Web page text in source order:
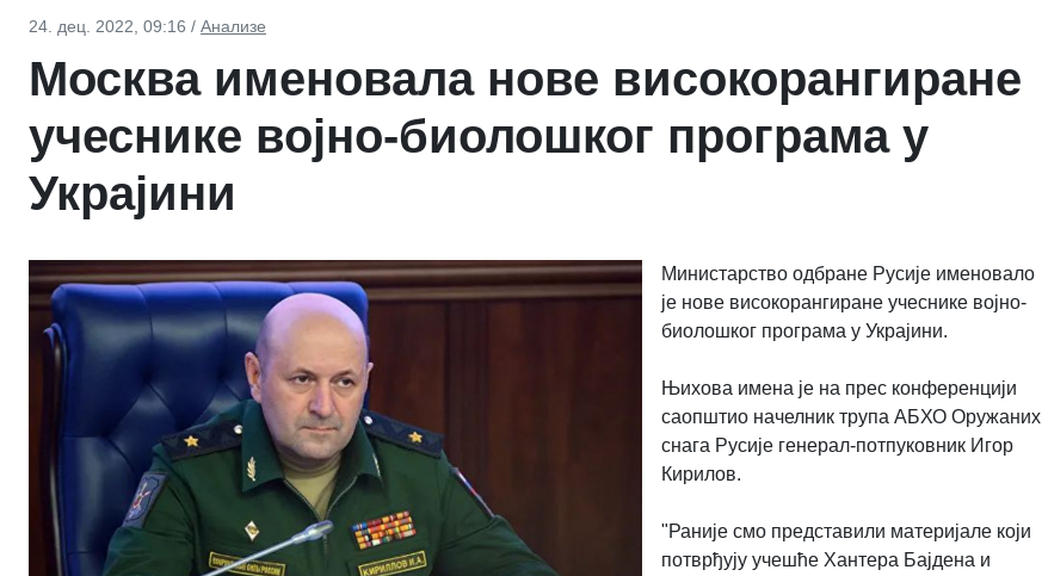
24. дец. 2022, 09:16 / Анализе
Москва именовала нове високорангиране
учеснике војно-биолошког програма у
Украјини
Министарство одбране Русије именовало
је нове високорангиране учеснике војно-
биолошког програма у Украјини.
Њихова имена је на прес конференцији
саопштио начелник трупа АБХО Оружаних
снага Русије генерал-потпуковник Игор
Кирилов.
"Раније смо представили материјале који
потврђују учешће Хантера Бајдена и